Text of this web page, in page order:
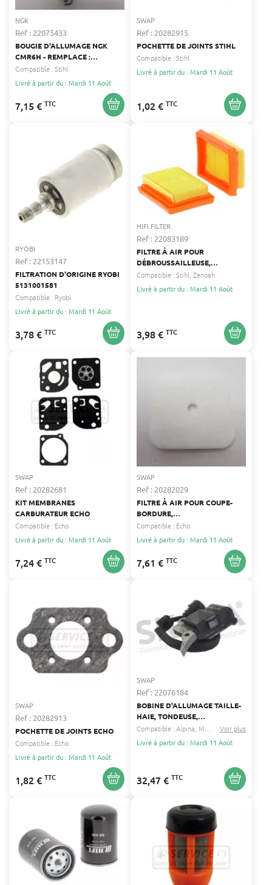
NGK
Ref : 22075433
BOUGIE D'ALLUMAGE NGK
CMR6H - REMPLACE :
CHAMPION RZ7C, CHRZ7C -
TASHIMA 2209879
Compatible :Stihl
Livré à partir du : Mardi 11 Août
7,15 € TTC
SWAP
Ref : 20282915
POCHETTE DE JOINTS STIHL
Compatible :Stihl
Livré à partir du : Mardi 11 Août
1,02 € TTC
RYOBI
Ref : 22153147
FILTRATION D'ORIGINE RYOBI
5131001581
Compatible : Ryobi
Livré à partir du : Mardi 11 Août
3,78 € TTC
HIFI FILTER
Ref : 22083189
FILTRE À AIR POUR
DÉBROUSSAILLEUSE,
ELAGUEUSE, MOTEUR,
MULTIFONCTION, TARIÈRE,
TRONÇONNEUSE STIHL,
Compatible :Stihl Zenoah
Livré à partir du : Mardi 11 Août
3,98 € TTC
SWAP
Ref : 20282681
KIT MEMBRANES
CARBURATEUR ECHO
Compatible : Echo
Livré à partir du : Mardi 11 Août
7,24 € TTC
SWAP
Ref : 20282029
FILTRE À AIR POUR COUPE-
BORDURE,
DÉBROUSSAILLEUSE,
ELAGUEUSE SUR PERCHE,
POMPE À EAU, SOUFFLEUR,
TAILLE-HAIE, TRONÇONNEUSE
ECHO ECHO
Compatible : Echo
Livré à partir du : Mardi 11 Août
7,61 € TTC
SWAP
Ref : 20282913
POCHETTE DE JOINTS ECHO
Compatible : Echo
Livré à partir du : Mardi 11 Août
1,82 € TTC
SWAP
Ref : 22076184
BOBINE D'ALLUMAGE TAILLE-
HAIE, TONDEUSE,
TRONÇONNEUSE ALPINA
Compatible :Alpina Mac allister ...
Voir plus
Livré à partir du : Mardi 11 Août
32,47 € TTC